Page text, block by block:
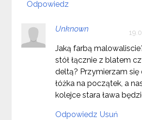
Odpowiedz
Unknown
Jaką farbą
stół łącznie z blatem
deltą? Przymierzam
łóżka na początek, a
kolejce stara ława
Odpowiedz Usuń